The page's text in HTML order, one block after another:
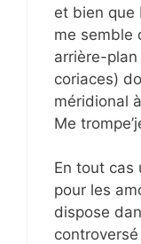
et bien que
me semble
arrière-
coriaces)
méridional
Me
En tout cas
pour les
dispose